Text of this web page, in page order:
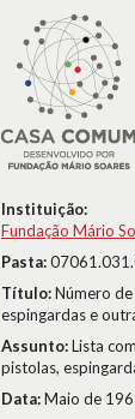
Instituição:
Fundação Mário
Pasta:
Título:Número
espingardas e
Assunto:Lista
pistolas,
Data:Maio de